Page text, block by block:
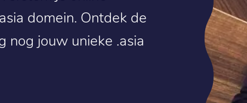
domein. Ontdek de
nog jouw unieke .asia